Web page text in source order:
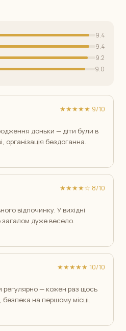
9.4
9.4
9.2
9.0
★★★★★ 9/10
доньки — діти були в
організація бездоганна.
★★★★☆ 8/10
відпочинку. У вихідні
дуже весело.
★★★★★ 10/10
регулярно — кожен раз щось
на першому місці.